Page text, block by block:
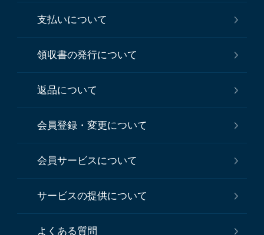
支払いについて
領収書の発行について
返品について
会員登録・変更について
会員サービスについて
サービスの提供について
よくある質問